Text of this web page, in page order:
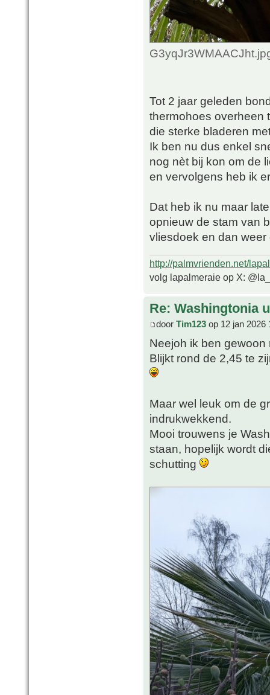
Tot 2 jaar geleden
thermohoes overheen
die sterke bladeren
Ik ben nu dus enkel
nog nèt bij kon om de
en vervolgens heb ik
Dat heb ik nu maar
opnieuw de stam van
vliesdoek en dan
http://palmvrienden.net/
volg lapalmeraie op X:
Re: Washingtonia
door Tim123 op 12 jan 2026
Neejoh ik ben
Blijkt rond de 2,45 te
Maar wel leuk om de
indrukwekkend.
Mooi trouwens je
staan, hopelijk wordt
schutting